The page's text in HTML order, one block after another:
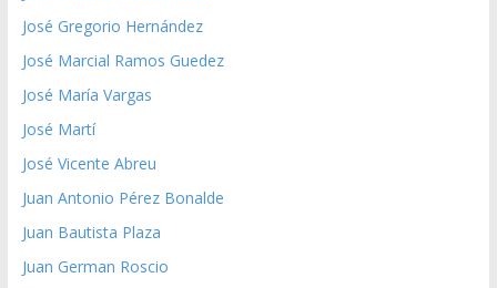
José Gregorio Hernández
José Marcial Ramos Guedez
José María Vargas
José Martí
José Vicente Abreu
Juan Antonio Pérez Bonalde
Juan Bautista Plaza
Juan German Roscio